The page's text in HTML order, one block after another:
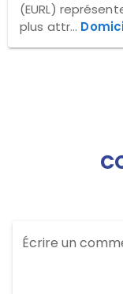
(EURL)
plus attr...
Écrire un